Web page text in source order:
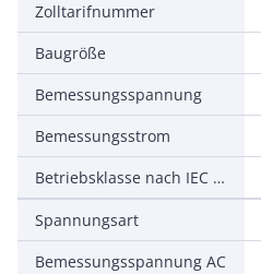
Zolltarifnummer
Baugröße
Bemessungsspannung
Bemessungsstrom
Betriebsklasse nach IEC 60269
Spannungsart
Bemessungsspannung AC